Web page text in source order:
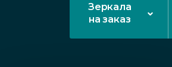
Зеркала
на заказ